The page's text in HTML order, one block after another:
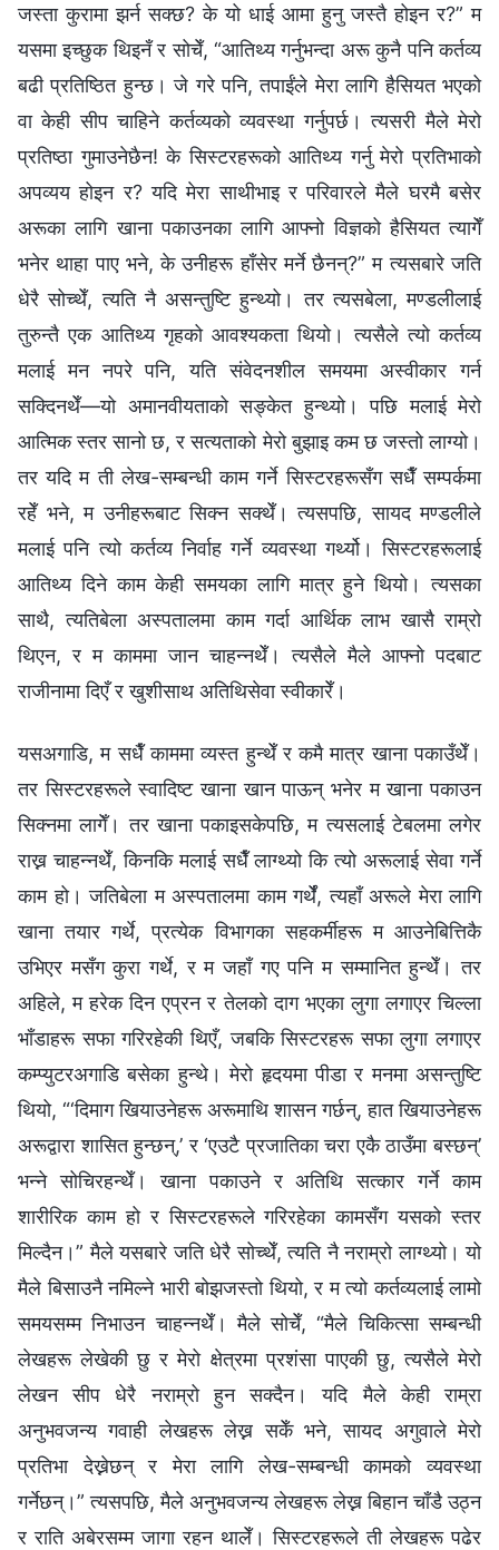
जस्ता कुरामा झर्न सक्छ? के यो धाई आमा हुनु जस्तै होइन र?” म
यसमा इच्छुक थिइनँ र सोचेँ, “आतिथ्य गर्नुभन्दा अरू कुनै पनि कर्तव्य
बढी प्रतिष्ठित हुन्छ। जे गरे पनि, तपाईंले मेरा लागि हैसियत भएको
वा केही सीप चाहिने कर्तव्यको व्यवस्था गर्नुपर्छ। त्यसरी मैले मेरो
प्रतिष्ठा गुमाउनेछैन! के सिस्टरहरूको आतिथ्य गर्नु मेरो प्रतिभाको
अपव्यय होइन र? यदि मेरा साथीभाइ र परिवारले मैले घरमै बसेर
अरूका लागि खाना पकाउनका लागि आफ्नो विज्ञको हैसियत त्यागेँ
भनेर थाहा पाए भने, के उनीहरू हाँसेर मर्ने छैनन्?” म त्यसबारे जति
धेरै सोच्थेँ, त्यति नै असन्तुष्टि हुन्थ्यो। तर त्यसबेला, मण्डलीलाई
तुरुन्तै एक आतिथ्य गृहको आवश्यकता थियो। त्यसैले त्यो कर्तव्य
मलाई मन नपरे पनि, यति संवेदनशील समयमा अस्वीकार गर्न
सक्दिनथेँ—यो अमानवीयताको सङ्केत हुन्थ्यो। पछि मलाई मेरो
आत्मिक स्तर सानो छ, र सत्यताको मेरो बुझाइ कम छ जस्तो लाग्यो।
तर यदि म ती लेख-सम्बन्धी काम गर्ने सिस्टरहरूसँग सधैँ सम्पर्कमा
रहेँ भने, म उनीहरूबाट सिक्न सक्थेँ। त्यसपछि, सायद मण्डलीले
मलाई पनि त्यो कर्तव्य निर्वाह गर्ने व्यवस्था गर्थ्यो। सिस्टरहरूलाई
आतिथ्य दिने काम केही समयका लागि मात्र हुने थियो। त्यसका
साथै, त्यतिबेला अस्पतालमा काम गर्दा आर्थिक लाभ खासै राम्रो
थिएन, र म काममा जान चाहन्नथेँ। त्यसैले मैले आफ्नो पदबाट
राजीनामा दिएँ र खुशीसाथ अतिथिसेवा स्वीकारेँ।
यसअगाडि, म सधैँ काममा व्यस्त हुन्थेँ र कमै मात्र खाना पकाउँथेँ।
तर सिस्टरहरूले स्वादिष्ट खाना खान पाऊन् भनेर म खाना पकाउन
सिक्नमा लागेँ। तर खाना पकाइसकेपछि, म त्यसलाई टेबलमा लगेर
राख्न चाहन्नथेँ, किनकि मलाई सधैँ लाग्थ्यो कि त्यो अरूलाई सेवा गर्ने
काम हो। जतिबेला म अस्पतालमा काम गर्थेँ, त्यहाँ अरूले मेरा लागि
खाना तयार गर्थे, प्रत्येक विभागका सहकर्मीहरू म आउनेबित्तिकै
उभिएर मसँग कुरा गर्थे, र म जहाँ गए पनि म सम्मानित हुन्थेँ। तर
अहिले, म हरेक दिन एप्रन र तेलको दाग भएका लुगा लगाएर चिल्ला
भाँडाहरू सफा गरिरहेकी थिएँ, जबकि सिस्टरहरू सफा लुगा लगाएर
कम्प्युटरअगाडि बसेका हुन्थे। मेरो हृदयमा पीडा र मनमा असन्तुष्टि
थियो, “‘दिमाग खियाउनेहरू अरूमाथि शासन गर्छन्, हात खियाउनेहरू
अरूद्वारा शासित हुन्छन्,’ र ‘एउटै प्रजातिका चरा एकै ठाउँमा बस्छन्’
भन्ने सोचिरहन्थेँ। खाना पकाउने र अतिथि सत्कार गर्ने काम
शारीरिक काम हो र सिस्टरहरूले गरिरहेका कामसँग यसको स्तर
मिल्दैन।” मैले यसबारे जति धेरै सोच्थेँ, त्यति नै नराम्रो लाग्थ्यो। यो
मैले बिसाउनै नमिल्ने भारी बोझजस्तो थियो, र म त्यो कर्तव्यलाई लामो
समयसम्म निभाउन चाहन्नथेँ। मैले सोचेँ, “मैले चिकित्सा सम्बन्धी
लेखहरू लेखेकी छु र मेरो क्षेत्रमा प्रशंसा पाएकी छु, त्यसैले मेरो
लेखन सीप धेरै नराम्रो हुन सक्दैन। यदि मैले केही राम्रा
अनुभवजन्य गवाही लेखहरू लेख्न सकेँ भने, सायद अगुवाले मेरो
प्रतिभा देख्नेछन् र मेरा लागि लेख-सम्बन्धी कामको व्यवस्था
गर्नेछन्।” त्यसपछि, मैले अनुभवजन्य लेखहरू लेख्न बिहान चाँडै उठ्न
र राति अबेरसम्म जागा रहन थालेँ। सिस्टरहरूले ती लेखहरू पढेर